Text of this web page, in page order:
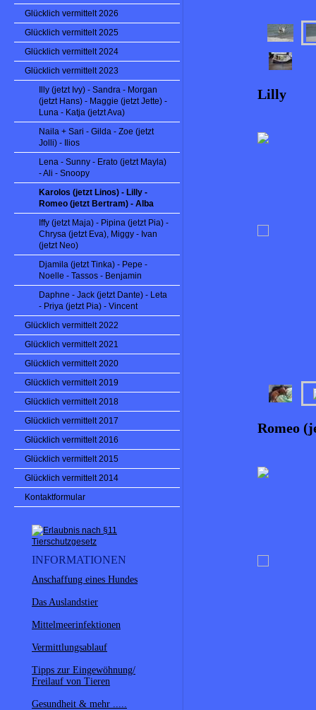
Glücklich vermittelt 2026
Glücklich vermittelt 2025
Glücklich vermittelt 2024
Glücklich vermittelt 2023
Illy (jetzt Ivy) - Sandra - Morgan
(jetzt Hans) - Maggie (jetzt Jette) -
Luna - Katja (jetzt Ava)
Naila + Sari - Gilda - Zoe (jetzt
Jolli) - Ilios
Lena - Sunny - Erato (jetzt Mayla)
- Ali - Snoopy
Karolos (jetzt Linos) - Lilly -
Romeo (jetzt Bertram) - Alba
Iffy (jetzt Maja) - Pipina (jetzt Pia) -
Chrysa (jetzt Eva), Miggy - Ivan
(jetzt Neo)
Djamila (jetzt Tinka) - Pepe -
Noelle - Tassos - Benjamin
Daphne - Jack (jetzt Dante) - Leta
- Priya (jetzt Pia) - Vincent
Glücklich vermittelt 2022
Glücklich vermittelt 2021
Glücklich vermittelt 2020
Glücklich vermittelt 2019
Glücklich vermittelt 2018
Glücklich vermittelt 2017
Glücklich vermittelt 2016
Glücklich vermittelt 2015
Glücklich vermittelt 2014
Kontaktformular
INFORMATIONEN
Anschaffung eines Hundes
Das Auslandstier
Mittelmeerinfektionen
Vermittlungsablauf
Tipps zur Eingewöhnung/
Freilauf von Tieren
Gesundheit & mehr .....
Lilly
Romeo